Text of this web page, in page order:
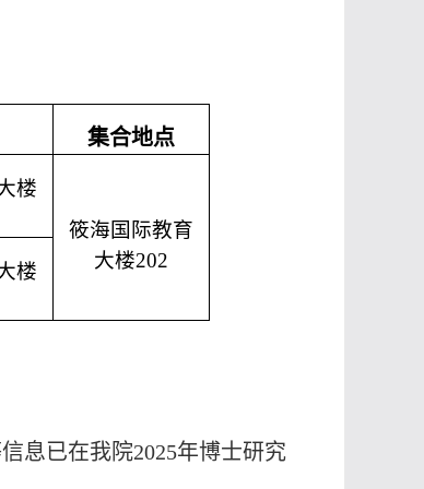
集合地点
楼
筱海国际教育
大楼202
楼
息已在我院2025年博士研究